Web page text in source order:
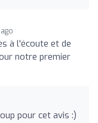
à l'écoute et de
notre premier
pour cet avis :)